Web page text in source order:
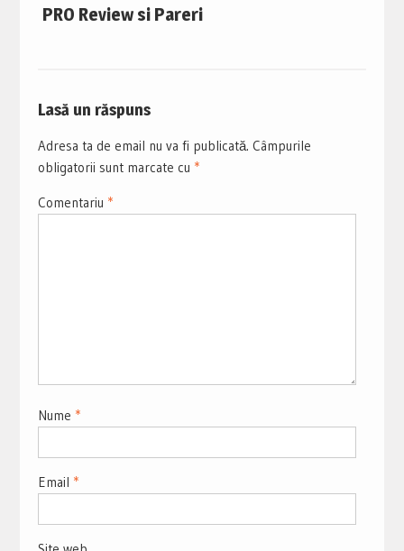
PRO Review si Pareri
Lasă un răspuns
Adresa ta de email nu va fi publicată. Câmpurile
obligatorii sunt marcate cu *
Comentariu *
Nume *
Email *